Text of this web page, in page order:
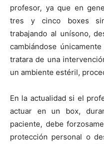
profesor, ya que en
tres y cinco boxes
trabajando al unísono,
cambiándose
tratara de una
un ambiente estéril,
En la actualidad si el
actuar en un box,
paciente, debe
protección personal o